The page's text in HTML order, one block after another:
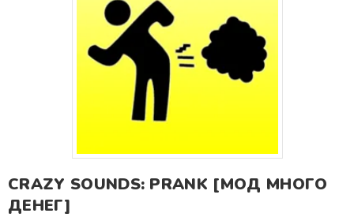
CRAZY SOUNDS: PRANK [МОД МНОГО
ДЕНЕГ]